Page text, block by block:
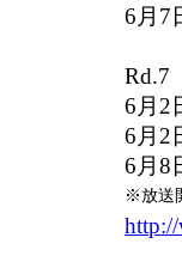
6月7
Rd.7
6月2
6月2
6月8
※放送